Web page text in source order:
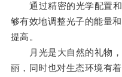
通过精密的光学配置和
够有效地调整光子的能量
提高。
月光是大自然的礼物，
丽，同时也对生态环境有着